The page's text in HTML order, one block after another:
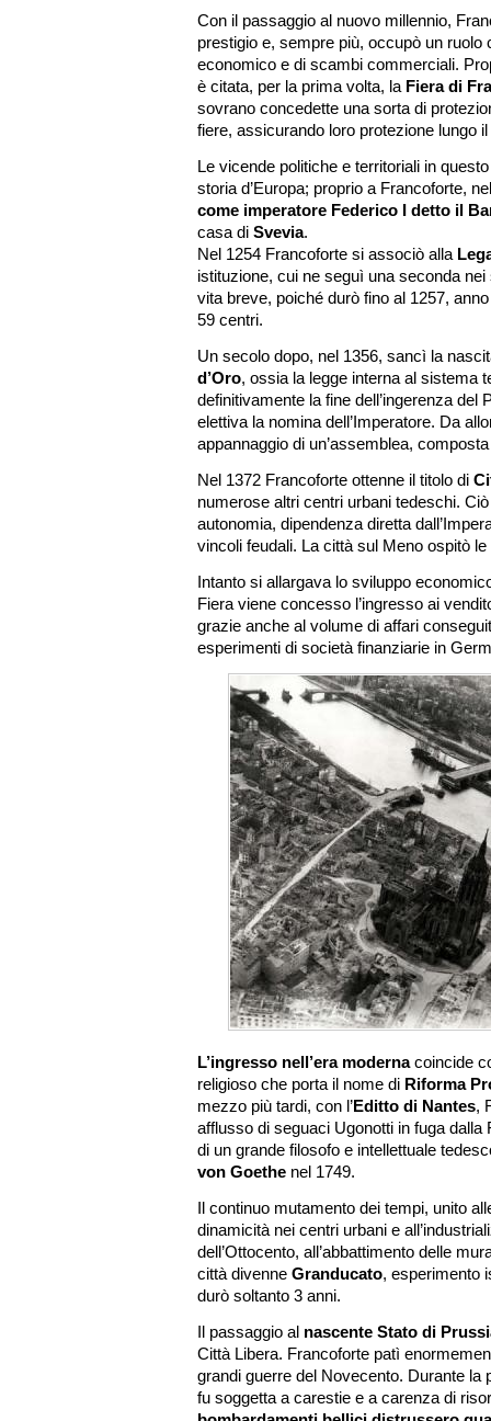
Con il passaggio al nuovo millennio,
prestigio e, sempre più, occupò un ruolo
economico e di scambi commerciali.
è citata, per la prima volta, la Fiera di
sovrano concedette una sorta di
fiere, assicurando loro protezione lungo
Le vicende politiche e territoriali in
storia d’Europa; proprio a Francoforte,
come imperatore Federico I detto il
casa di Svevia.
Nel 1254 Francoforte si associò alla
istituzione, cui ne seguì una seconda
vita breve, poiché durò fino al 1257,
59 centri.
Un secolo dopo, nel 1356, sancì la
d’Oro, ossia la legge interna al sistema
definitivamente la fine dell’ingerenza del
elettiva la nomina dell’Imperatore. Da
appannaggio di un’assemblea,
Nel 1372 Francoforte ottenne il titolo di
numerose altri centri urbani tedeschi.
autonomia, dipendenza diretta
vincoli feudali. La città sul Meno ospitò
Intanto si allargava lo sviluppo
Fiera viene concesso l’ingresso ai
grazie anche al volume di affari
esperimenti di società finanziarie in
L’ingresso nell’era modernacoincide
religioso che porta il nome di Riforma
mezzo più tardi, con l’Editto di Nantes,
afflusso di seguaci Ugonotti in fuga
di un grande filosofo e intellettuale
von Goethe nel 1749.
Il continuo mutamento dei tempi, unito
dinamicità nei centri urbani e
dell’Ottocento, all’abbattimento delle
città divenne Granducato, esperimento
durò soltanto 3 anni.
Il passaggio al nascente Stato di
Città Libera. Francoforte patì
grandi guerre del Novecento. Durante la
fu soggetta a carestie e a carenza di